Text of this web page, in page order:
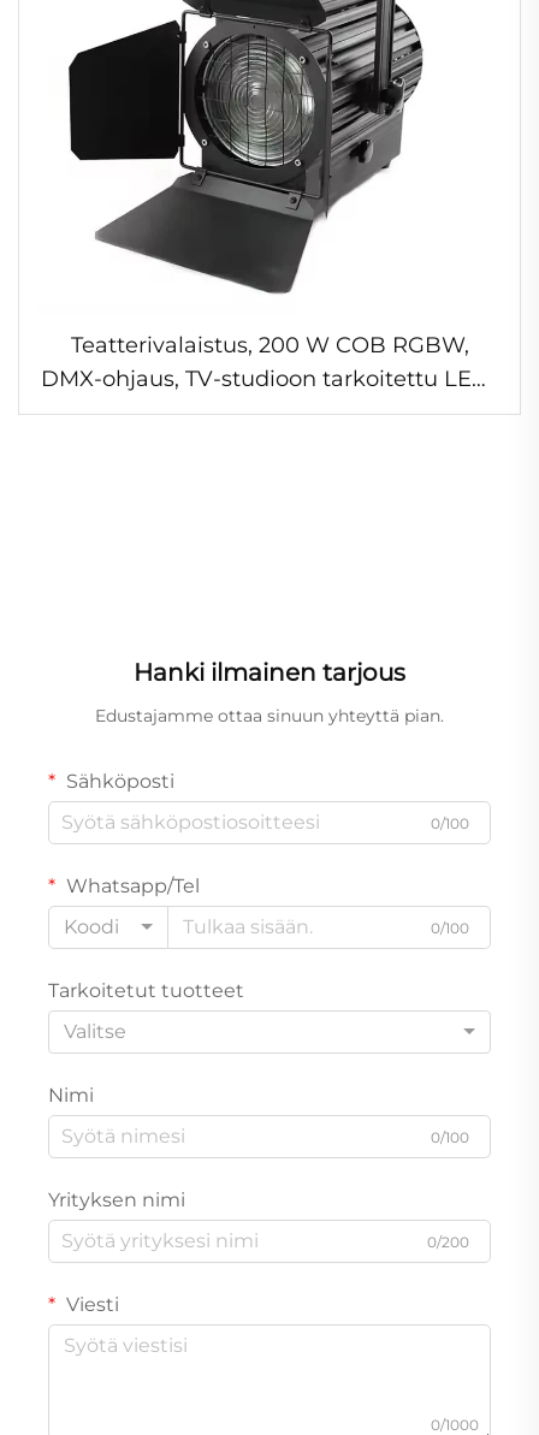
Teatterivalaistus, 200 W COB RGBW,
DMX-ohjaus, TV-studioon tarkoitettu LED-
fresnel-zoomspot-valo yökerhoon
Hanki ilmainen tarjous
Edustajamme ottaa sinuun yhteyttä pian.
Sähköposti
0/100
Whatsapp/Tel
Koodi
0/100
Tarkoitetut tuotteet
Valitse
Nimi
0/100
Yrityksen nimi
0/200
Viesti
0/1000